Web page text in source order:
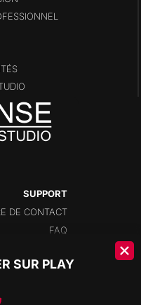
SUPPORT
DE CONTACT
FAQ
SUR PLAY